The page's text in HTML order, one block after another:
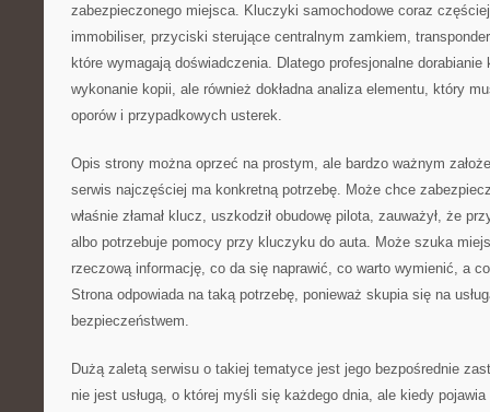
zabezpieczonego miejsca. Kluczyki samochodowe coraz
immobiliser, przyciski sterujące centralnym zamkiem,
które wymagają doświadczenia. Dlatego profesjonalne
wykonanie kopii, ale również dokładna analiza elementu, który
oporów i przypadkowych usterek.
Opis strony można oprzeć na prostym, ale bardzo ważnym
serwis najczęściej ma konkretną potrzebę. Może chce
właśnie złamał klucz, uszkodził obudowę pilota, zauważył, że
albo potrzebuje pomocy przy kluczyku do auta. Może szuka
rzeczową informację, co da się naprawić, co warto wymienić, a
Strona odpowiada na taką potrzebę, ponieważ skupia się na
bezpieczeństwem.
Dużą zaletą serwisu o takiej tematyce jest jego bezpośrednie
nie jest usługą, o której myśli się każdego dnia, ale kiedy